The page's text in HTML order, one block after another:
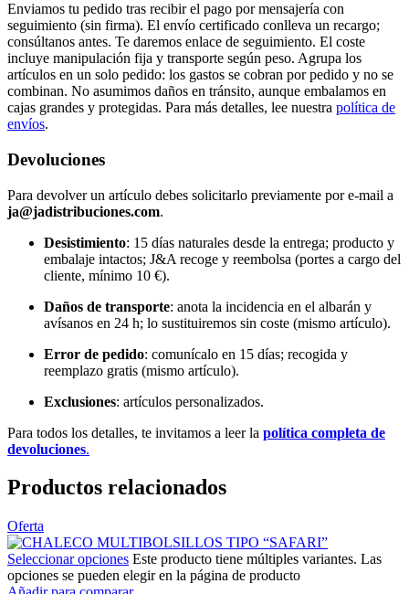
Enviamos tu pedido tras recibir el pago por mensajería con
seguimiento (sin firma). El envío certificado conlleva un recargo;
consúltanos antes. Te daremos enlace de seguimiento. El coste
incluye manipulación fija y transporte según peso. Agrupa los
artículos en un solo pedido: los gastos se cobran por pedido y no se
combinan. No asumimos daños en tránsito, aunque embalamos en
cajas grandes y protegidas. Para más detalles, lee nuestra política de
envíos.
Devoluciones
Para devolver un artículo debes solicitarlo previamente por e-mail a
ja@jadistribuciones.com.
Desistimiento: 15 días naturales desde la entrega; producto y
embalaje intactos; J&A recoge y reembolsa (portes a cargo del
cliente, mínimo 10 €).
Daños de transporte: anota la incidencia en el albarán y
avísanos en 24 h; lo sustituiremos sin coste (mismo artículo).
Error de pedido: comunícalo en 15 días; recogida y
reemplazo gratis (mismo artículo).
Exclusiones: artículos personalizados.
Para todos los detalles, te invitamos a leer la política completa de
devoluciones.
Productos relacionados
Oferta
Seleccionar opciones Este producto tiene múltiples variantes. Las
opciones se pueden elegir en la página de producto